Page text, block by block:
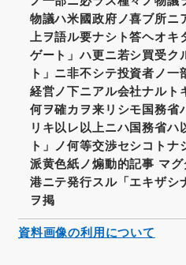
物議ハ米國政府ノ喜ブ所ニ
上ヲ語ル要ナシト答ヘオ
ゲート」ハ更ニ若シ買受ク
ト」ニ非不シテ投資者ノ一
経営ノ下ニアル会社ナルト
何ヲ確カヲ来リシモ国務省
リキ以レ以上ニハ国務省ハ
ト」ノ何等交渉セシコト
派黄色紙ノ煽動的記事 マ
港ニテ発行スル「エキザシ
ヲ掲
資料画像の利用について